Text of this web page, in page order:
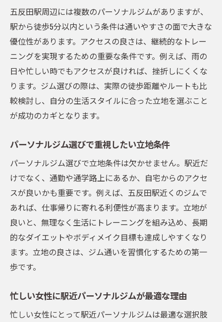
五反田駅周辺には複数のパーソナルジムがありますが、
駅から徒歩5分以内という条件は通いやすさの面で大きな
優位性があります。アクセスの良さは、継続的なトレー
ニングを実現するための重要な条件です。例えば、雨の
日や忙しい時でもアクセスが良ければ、挫折しにくくな
ります。ジム選びの際は、実際の徒歩距離やルートも比
較検討し、自分の生活スタイルに合った立地を選ぶこと
が成功のカギとなります。
パーソナルジム選びで重視したい立地条件
パーソナルジム選びで立地条件は欠かせません。駅近だ
けでなく、通勤や通学路上にあるか、自宅からのアクセ
スが良いかも重要です。例えば、五反田駅近くのジムで
あれば、仕事帰りに寄れる利便性が高まります。立地が
良いと、無理なく生活にトレーニングを組み込め、長期
的なダイエットやボディメイク目標も達成しやすくなり
ます。立地の良さは、ジム通いを習慣化するための第一
歩です。
忙しい女性に駅近パーソナルジムが最適な理由
忙しい女性にとって駅近パーソナルジムは最適な選択肢